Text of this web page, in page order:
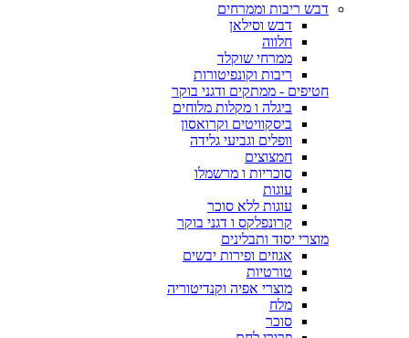
דבש ריבות וממרחים
דבש וסילאן
חלווה
ממרחי שוקלד
ריבות וקונפיטורות
חטיפים - ממתקים ודגני בוקר
ביגלה ו מקלות מלוחים
ביסקוויטים וקרואסון
וופלים וגביעי גלידה
חמצוצים
סוכריות ו מרשמלו
עוגות
עוגות ללא סוכר
קרונפלקס ו דגני בוקר
מוצרי יסוד ותבלינים
אגוזים ופירות יבשים
טורטיות
מוצרי אפיה וקנדיטוריה
מלח
סוכר